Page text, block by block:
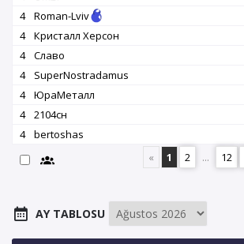
4
Roman-Lviv
4
Кристалл Херсон
4
Славо
4
SuperNostradamus
4
ЮраМеталл
4
2104сн
4
bertoshas
«
1 2 ... 12
AY TABLOSU